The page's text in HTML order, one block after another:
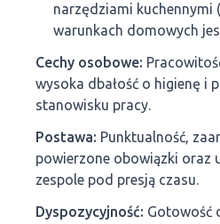
narzędziami kuchennymi
warunkach domowych
Cechy osobowe:
wysoka dbałość o higienę i
stanowisku pracy.
Postawa: Punktualność,
powierzone obowiązki oraz
zespole pod presją czasu.
Dyspozycyjność: Gotowość